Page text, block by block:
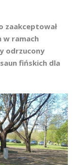
zaakceptował
w ramach
odrzucony
fińskich dla